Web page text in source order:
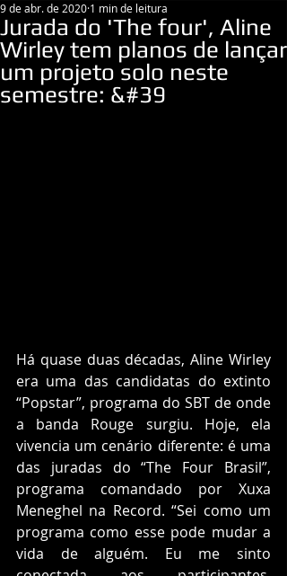
Jurada do 'The four', Aline
Wirley tem planos de lançar
um projeto solo neste
semestre: &#39
9 de abr. de 2020 1 min de leitura
Há quase duas décadas, Aline Wirley
era uma das candidatas do extinto
“Popstar”, programa do SBT de onde
a banda Rouge surgiu. Hoje, ela
vivencia um cenário diferente: é uma
das juradas do “The Four Brasil”,
programa comandado por Xuxa
Meneghel na Record. “Sei como um
programa como esse pode mudar a
vida de alguém. Eu me sinto